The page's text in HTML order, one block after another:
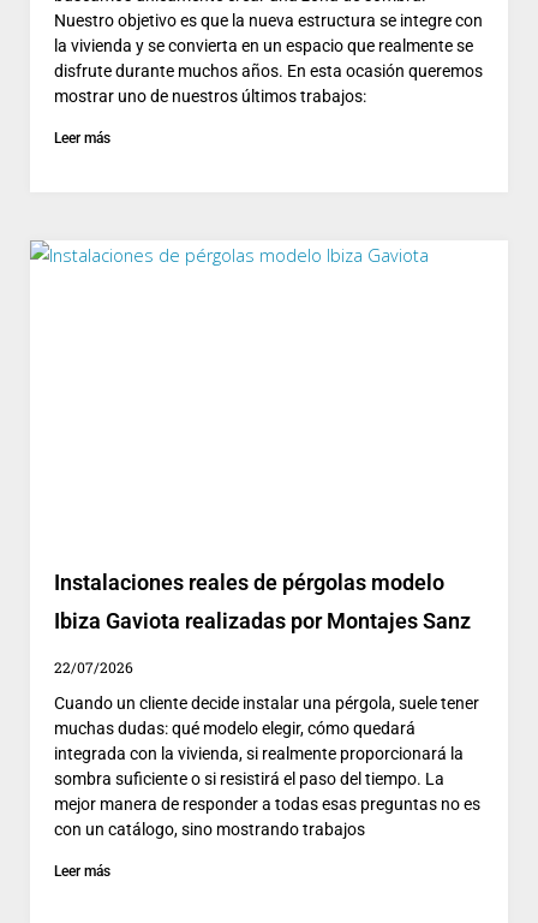
Nuestro objetivo es que la nueva estructura se integre con
la vivienda y se convierta en un espacio que realmente se
disfrute durante muchos años. En esta ocasión queremos
mostrar uno de nuestros últimos trabajos:
Leer más
Instalaciones reales de pérgolas modelo
Ibiza Gaviota realizadas por Montajes Sanz
22/07/2026
Cuando un cliente decide instalar una pérgola, suele tener
muchas dudas: qué modelo elegir, cómo quedará
integrada con la vivienda, si realmente proporcionará la
sombra suficiente o si resistirá el paso del tiempo. La
mejor manera de responder a todas esas preguntas no es
con un catálogo, sino mostrando trabajos
Leer más